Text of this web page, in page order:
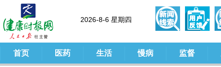
2026-8-6 星期四
首页 医药 生活 慢病 监督